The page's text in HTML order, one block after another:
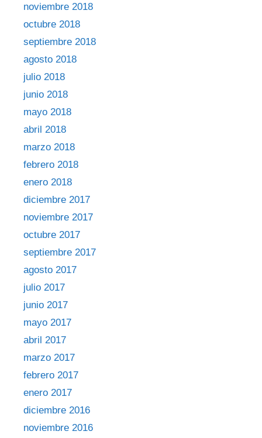
noviembre 2018
octubre 2018
septiembre 2018
agosto 2018
julio 2018
junio 2018
mayo 2018
abril 2018
marzo 2018
febrero 2018
enero 2018
diciembre 2017
noviembre 2017
octubre 2017
septiembre 2017
agosto 2017
julio 2017
junio 2017
mayo 2017
abril 2017
marzo 2017
febrero 2017
enero 2017
diciembre 2016
noviembre 2016